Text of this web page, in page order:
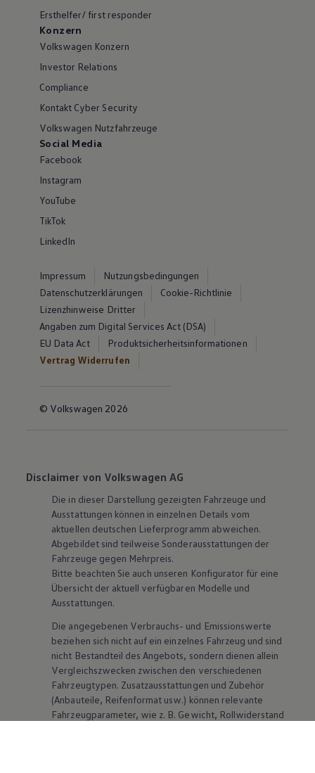
Ersthelfer/ first responder
Konzern
Volkswagen Konzern
Investor Relations
Compliance
Kontakt Cyber Security
Volkswagen Nutzfahrzeuge
Social Media
Facebook
Instagram
YouTube
TikTok
LinkedIn
Impressum
Nutzungsbedingungen
Datenschutzerklärungen
Cookie-Richtlinie
Lizenzhinweise Dritter
Angaben zum Digital Services Act (DSA)
EU Data Act
Produktsicherheitsinformationen
Vertrag Widerrufen
© Volkswagen 2026
Disclaimer von Volkswagen AG
Die in dieser Darstellung gezeigten Fahrzeuge und
Ausstattungen können in einzelnen Details vom
aktuellen deutschen Lieferprogramm abweichen.
Abgebildet sind teilweise Sonderausstattungen der
Fahrzeuge gegen Mehrpreis.
Bitte beachten Sie auch unseren Konfigurator für eine
Übersicht der aktuell verfügbaren Modelle und
Ausstattungen.
Die angegebenen Verbrauchs- und Emissionswerte
beziehen sich nicht auf ein einzelnes Fahrzeug und sind
nicht Bestandteil des Angebots, sondern dienen allein
Vergleichszwecken zwischen den verschiedenen
Fahrzeugtypen. Zusatzausstattungen und Zubehör
(Anbauteile, Reifenformat usw.) können relevante
Fahrzeugparameter, wie z. B. Gewicht, Rollwiderstand